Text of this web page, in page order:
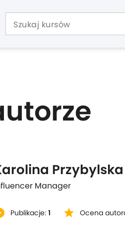
Przybylska
Manager
Publikacje: 1 star Ocena